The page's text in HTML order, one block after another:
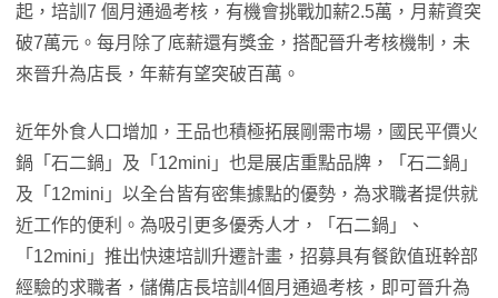
起，培訓7 個月通過考核，有機會挑戰加薪2.5萬，月薪資突
破7萬元。每月除了底薪還有獎金，搭配晉升考核機制，未
來晉升為店長，年薪有望突破百萬。
近年外食人口增加，王品也積極拓展剛需市場，國民平價火
鍋「石二鍋」及「12mini」也是展店重點品牌，「石二鍋」
及「12mini」以全台皆有密集據點的優勢，為求職者提供就
近工作的便利。為吸引更多優秀人才，「石二鍋」、
「12mini」推出快速培訓升遷計畫，招募具有餐飲值班幹部
經驗的求職者，儲備店長培訓4個月通過考核，即可晉升為